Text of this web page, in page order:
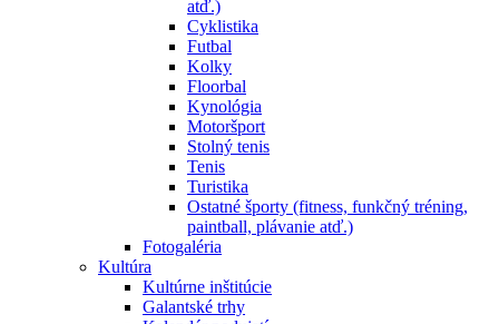
atď.)
Cyklistika
Futbal
Kolky
Floorbal
Kynológia
Motoršport
Stolný tenis
Tenis
Turistika
Ostatné športy (fitness, funkčný tréning,
paintball, plávanie atď.)
Fotogaléria
Kultúra
Kultúrne inštitúcie
Galantské trhy